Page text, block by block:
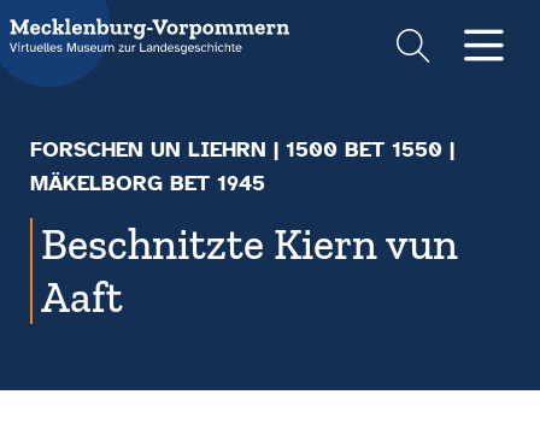
Suche
FORSCHEN UN LIEHRN | 1500 BET 1550 |
MÄKELBORG BET 1945
Beschnitzte Kiern vun
Aaft